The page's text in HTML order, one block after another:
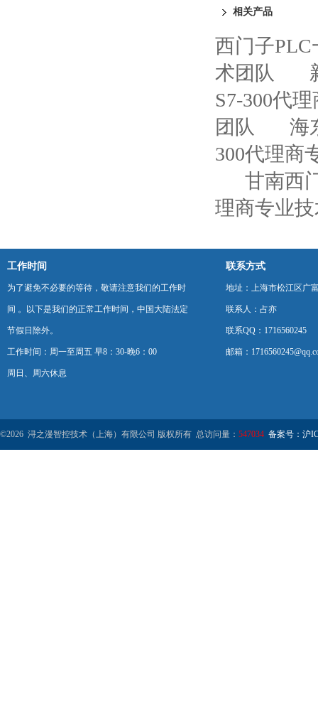
相关产品
西门子
术团队
S7-300代
团队
海
300代理商
甘南西
理商专业
工作时间
为了避免不必要的等待，敬请注意我们的工作时
间 。以下是我们的正常工作时间，中国大陆法定
节假日除外。
工作时间：周一至周五 早8：30-晚6：00
周日、周六休息
联系方式
地址：上海市松江区广
联系人：占亦
联系QQ：1716560245
邮箱：
©2026 浔之漫智控技术（上海）有限公司 版权所有 总访问量： 547034 备案号：沪